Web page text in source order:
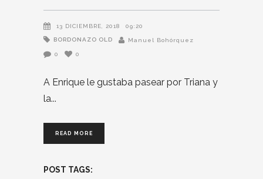
13 DICIEMBRE, 2018 09:20
BORDONAZO OLD Manuel Bohórquez
0 0
A Enrique le gustaba pasear por Triana y
la
READ MORE
POST TAGS: